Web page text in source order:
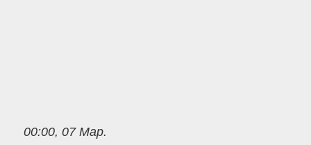
00:00, 07 Мар.